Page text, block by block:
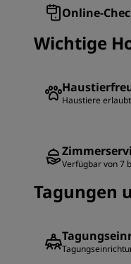
Online-
Wichtige
Haustiere
Verfügbar von 7
Tagungen